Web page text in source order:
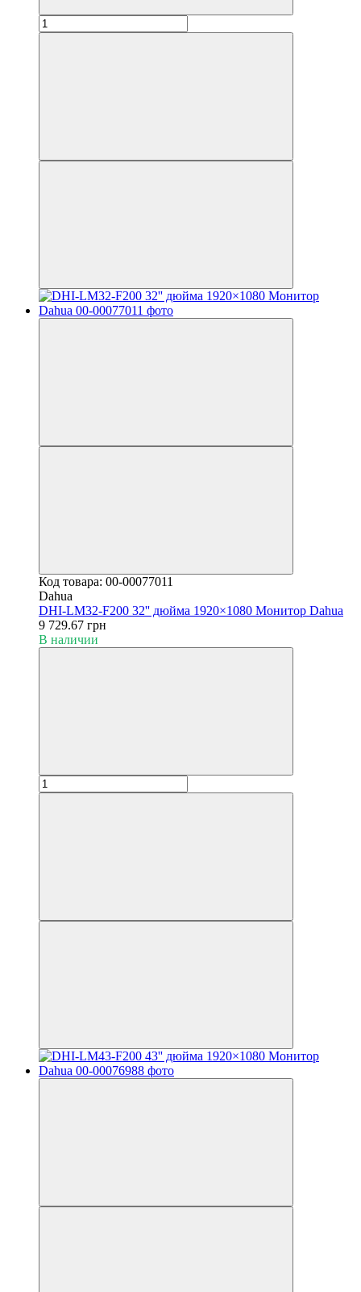
Код товара: 00-00077011
Dahua
DHI-LM32-F200 32'' дюйма 1920×1080 Монитор Dahua
9 729.67 грн
В наличии